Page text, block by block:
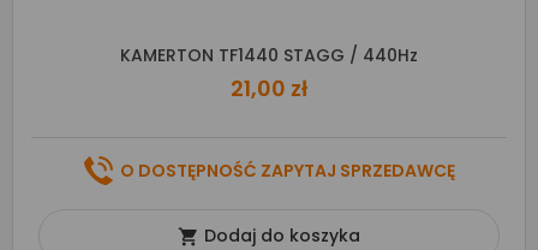
KAMERTON TF1440 STAGG / 440Hz
21,00 zł
O DOSTĘPNOŚĆ ZAPYTAJ SPRZEDAWCĘ
 Dodaj do koszyka